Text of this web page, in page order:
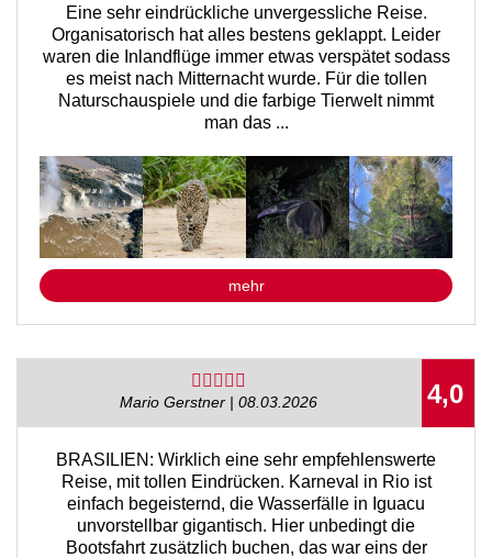
Eine sehr eindrückliche unvergessliche Reise.
Organisatorisch hat alles bestens geklappt. Leider
waren die Inlandflüge immer etwas verspätet sodass
es meist nach Mitternacht wurde. Für die tollen
Naturschauspiele und die farbige Tierwelt nimmt
man das ...
mehr
4,0
Mario Gerstner | 08.03.2026
BRASILIEN: Wirklich eine sehr empfehlenswerte
Reise, mit tollen Eindrücken. Karneval in Rio ist
einfach begeisternd, die Wasserfälle in Iguacu
unvorstellbar gigantisch. Hier unbedingt die
Bootsfahrt zusätzlich buchen, das war eins der